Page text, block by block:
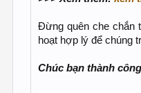
Đừng quên che chắn
hoạt hợp lý để chúng
Chúc bạn thành